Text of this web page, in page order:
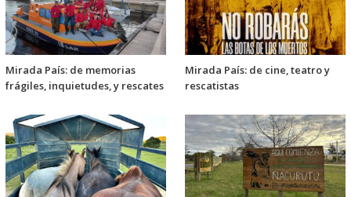
Mirada País: de memorias
frágiles, inquietudes, y rescates
Mirada País: de cine, teatro y
rescatistas